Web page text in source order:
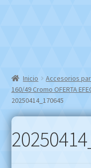
Inicio Accesorios
160/49 Cromo OFERTA
20250414_170645